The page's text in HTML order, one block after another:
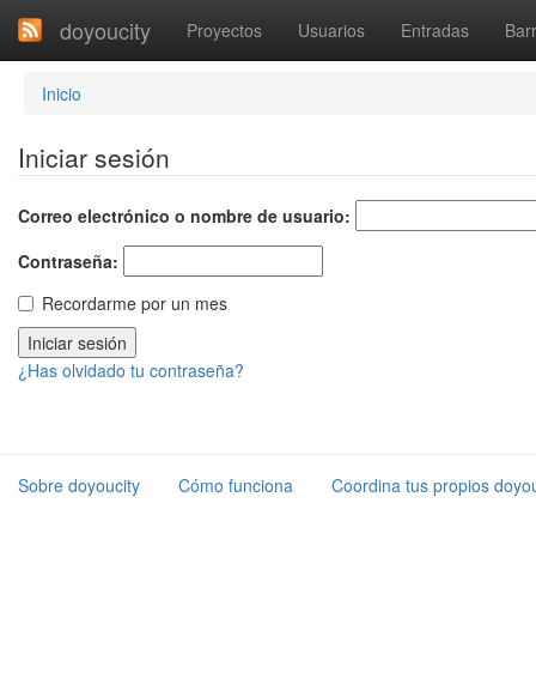
doyoucity Proyectos Usuarios Entradas
Inicio
Iniciar sesión
Correo electrónico o nombre de usuario:
Contraseña:
Recordarme por un mes
¿Has olvidado tu contraseña?
Sobre doyoucity Cómo funciona Coordina tus propios